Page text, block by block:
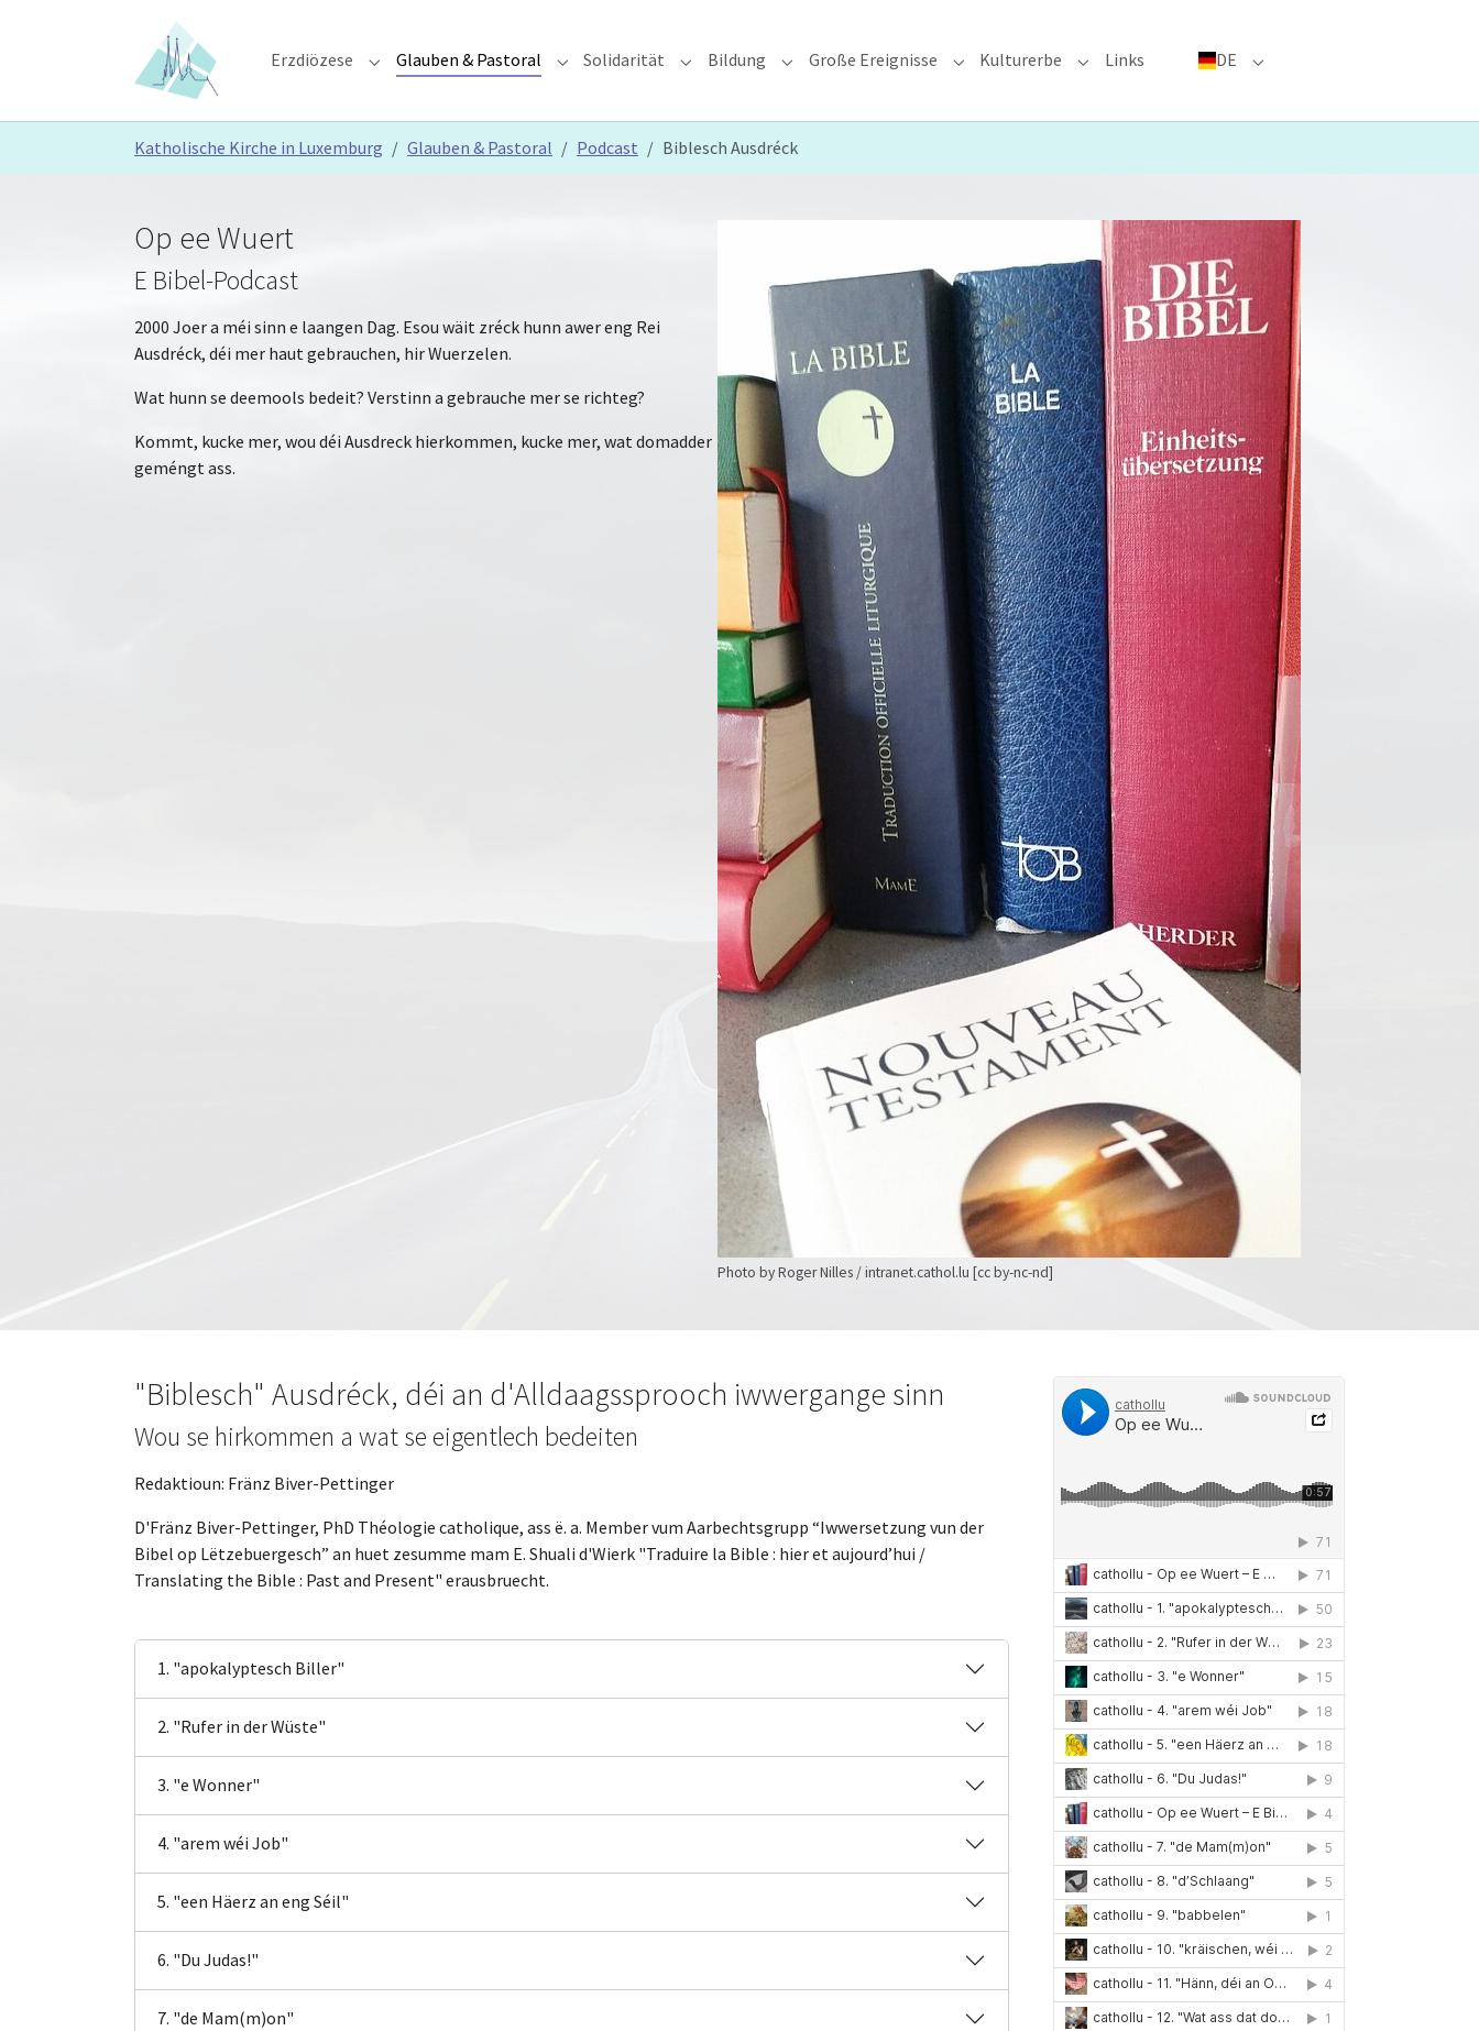
Erzdiözese Submenu for "Erzdiözese"
Glauben & Pastoral Submenu for "Glauben & Pastoral"
Solidarität Submenu for "Solidarität"
Bildung Submenu for "Bildung"
Große Ereignisse Submenu for "Große Ereignisse"
Kulturerbe Submenu for "Kulturerbe"
Links DE Submenu for "DE"
Katholische Kirche in Luxemburg Glauben & Pastoral Podcast Biblesch Ausdréck
Photo by Roger Nilles / intranet.cathol.lu [cc by-nc-nd]
Op ee Wuert
E Bibel-Podcast
2000 Joer a méi sinn e laangen Dag. Esou wäit zréck hunn awer eng Rei
Ausdréck, déi mer haut gebrauchen, hir Wuerzelen.
Wat hunn se deemools bedeit? Verstinn a gebrauche mer se richteg?
Kommt, kucke mer, wou déi Ausdreck hierkommen, kucke mer, wat domadder
geméngt ass.
"Biblesch" Ausdréck, déi an d'Alldaagssprooch iwwergange sinn
Wou se hirkommen a wat se eigentlech bedeiten
Redaktioun: Fränz Biver-Pettinger
D'Fränz Biver-Pettinger, PhD Théologie catholique, ass ë. a. Member vum Aarbechtsgrupp “Iwwersetzung vun der
Bibel op Lëtzebuergesch” an huet zesumme mam E. Shuali d'Wierk "Traduire la Bible : hier et aujourd’hui /
Translating the Bible : Past and Present" erausbruecht.
1. "apokalyptesch Biller"
2. "Rufer in der Wüste"
3. "e Wonner"
4. "arem wéi Job"
5. "een Häerz an eng Séil"
6. "Du Judas!"
7. "de Mam(m)on"